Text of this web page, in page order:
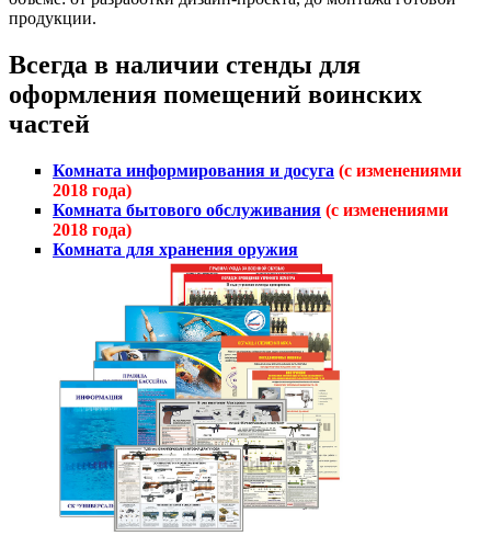
продукции.
Всегда в наличии стенды для
оформления помещений воинских
частей
Комната информирования и досуга (с изменениями
2018 года)
Комната бытового обслуживания (с изменениями
2018 года)
Комната для хранения оружия